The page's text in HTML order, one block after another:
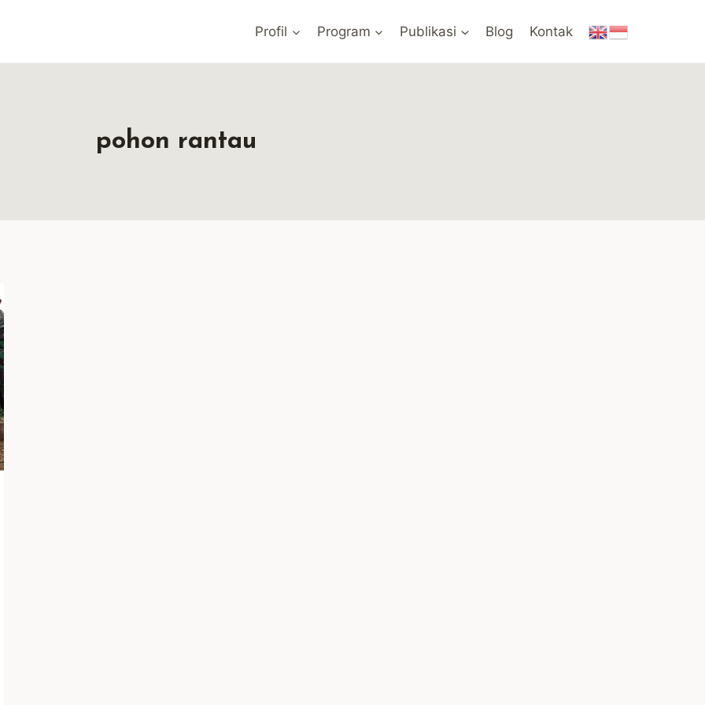
Profil Program Publikasi Blog Kontak
pohon rantau